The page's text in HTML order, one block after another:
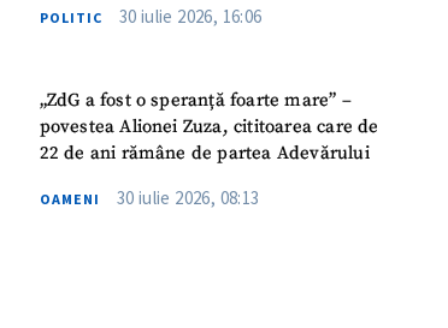
POLITIC 30 iulie 2026, 16:06
„ZdG a fost o speranță foarte mare” –
povestea Alionei Zuza, cititoarea care de
22 de ani rămâne de partea Adevărului
OAMENI 30 iulie 2026, 08:13